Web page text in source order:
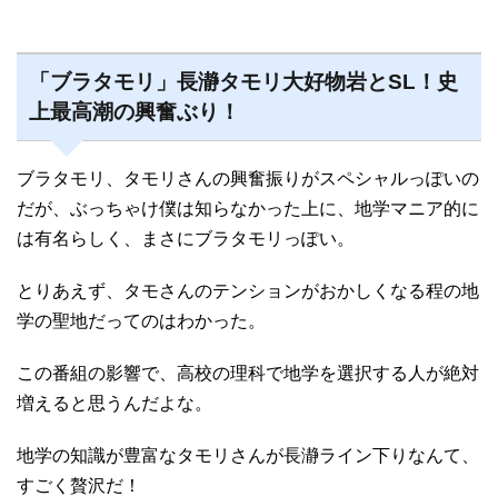
「ブラタモリ」長瀞タモリ大好物岩とSL！史
上最高潮の興奮ぶり！
ブラタモリ、タモリさんの興奮振りがスペシャルっぽいの
だが、ぶっちゃけ僕は知らなかった上に、地学マニア的に
は有名らしく、まさにブラタモリっぽい。
とりあえず、タモさんのテンションがおかしくなる程の地
学の聖地だってのはわかった。
この番組の影響で、高校の理科で地学を選択する人が絶対
増えると思うんだよな。
地学の知識が豊富なタモリさんが長瀞ライン下りなんて、
すごく贅沢だ！